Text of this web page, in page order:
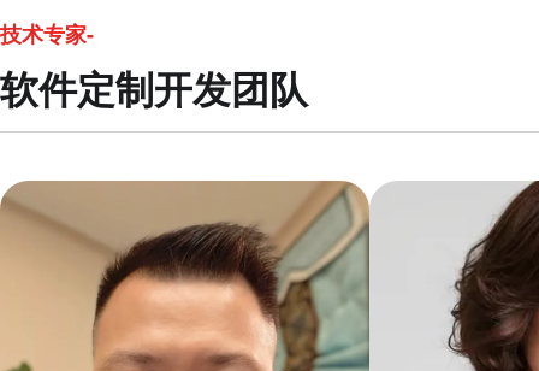
技术专家-
软件定制开发团队